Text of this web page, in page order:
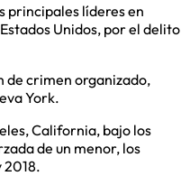
principales líderes en
Unidos, por el delito
de crimen organizado,
York.
California, bajo los
de un menor, los
2018.